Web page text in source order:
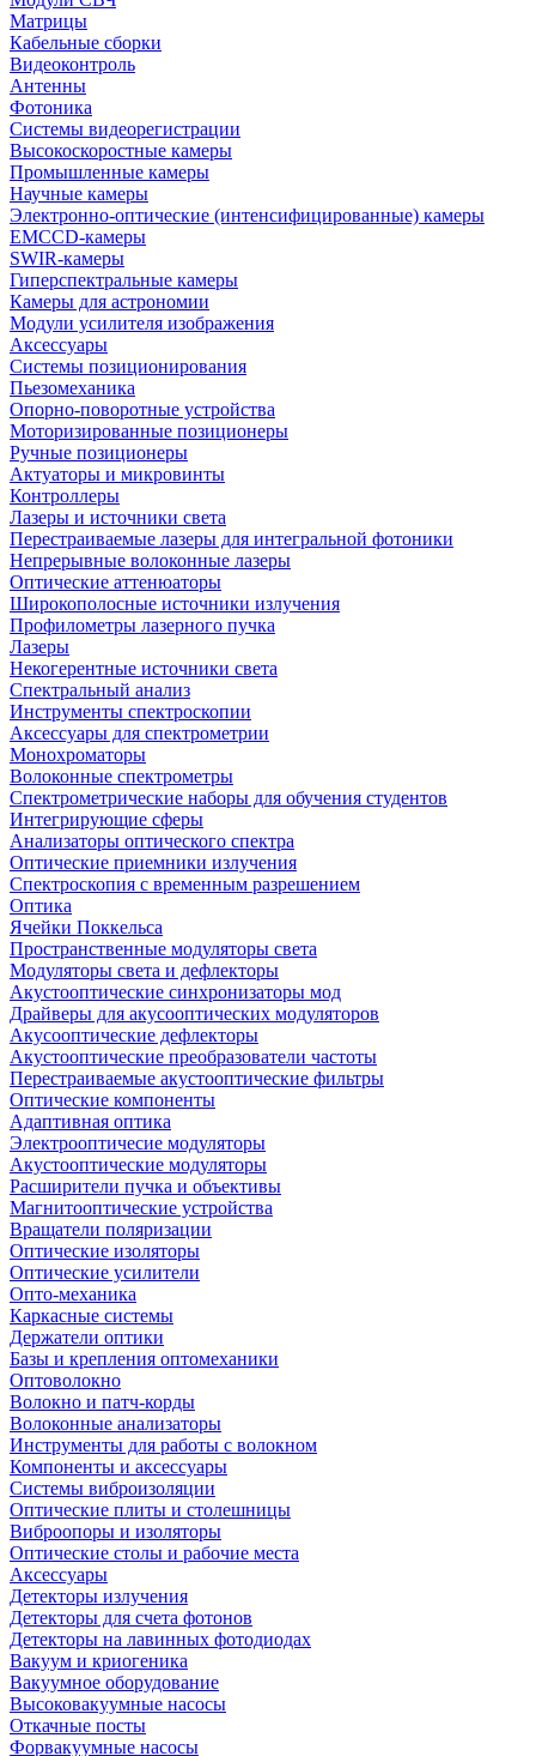
Матрицы
Кабельные сборки
Видеоконтроль
Антенны
Фотоника
Cистемы видеорегистрации
Высокоскоростные камеры
Промышленные камеры
Научные камеры
Электронно-оптические (интенсифицированные) камеры
EMCCD-камеры
SWIR-камеры
Гиперспектральные камеры
Камеры для астрономии
Модули усилителя изображения
Аксессуары
Системы позиционирования
Пьезомеханика
Опорно-поворотные устройства
Моторизированные позиционеры
Ручные позиционеры
Актуаторы и микровинты
Контроллеры
Лазеры и источники света
Перестраиваемые лазеры для интегральной фотоники
Непрерывные волоконные лазеры
Оптические аттенюаторы
Широкополосные источники излучения
Профилометры лазерного пучка
Лазеры
Некогерентные источники света
Спектральный анализ
Инструменты спектроскопии
Аксессуары для спектрометрии
Монохроматоры
Волоконные спектрометры
Спектрометрические наборы для обучения студентов
Интегрирующие сферы
Анализаторы оптического спектра
Оптические приемники излучения
Спектроскопия с временным разрешением
Оптика
Ячейки Поккельса
Пространственные модуляторы света
Модуляторы света и дефлекторы
Акустооптические синхронизаторы мод
Драйверы для акусооптических модуляторов
Акусооптические дефлекторы
Акустооптические преобразователи частоты
Перестраиваемые акустооптические фильтры
Оптические компоненты
Адаптивная оптика
Электрооптичесие модуляторы
Акустооптические модуляторы
Расширители пучка и объективы
Магнитооптические устройства
Вращатели поляризации
Оптические изоляторы
Оптические усилители
Опто-механика
Каркасные системы
Держатели оптики
Базы и крепления оптомеханики
Оптоволокно
Волокно и патч-корды
Волоконные анализаторы
Инструменты для работы с волокном
Компоненты и аксессуары
Системы виброизоляции
Оптические плиты и столешницы
Виброопоры и изоляторы
Оптические столы и рабочие места
Аксессуары
Детекторы излучения
Детекторы для счета фотонов
Детекторы на лавинных фотодиодах
Вакуум и криогеника
Вакуумное оборудование
Высоковакуумные насосы
Откачные посты
Форвакуумные насосы